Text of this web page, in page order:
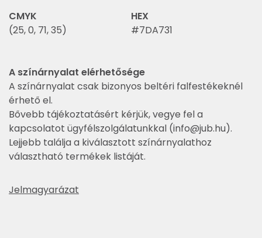
CMYK
(25, 0, 71, 35)
HEX
#7DA731
A színárnyalat elérhetősége
A színárnyalat csak bizonyos beltéri falfestékeknél
érhető el.
Bővebb tájékoztatásért kérjük, vegye fel a
kapcsolatot ügyfélszolgálatunkkal (info@jub.hu).
Lejjebb találja a kiválasztott színárnyalathoz
választható termékek listáját.
Jelmagyarázat